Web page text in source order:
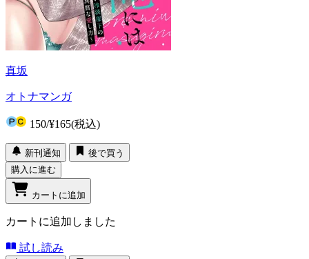
真坂
オトナマンガ
150/¥165(税込)
新刊通知
後で買う
購入に進む
カートに追加
カートに追加しました
試し読み